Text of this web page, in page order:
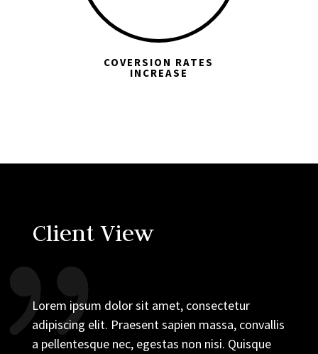
COVERSION RATES
INCREASE
Client View
Lorem ipsum dolor sit amet, consectetur
adipiscing elit. Praesent sapien massa, convallis
a pellentesque nec, egestas non nisi. Quisque